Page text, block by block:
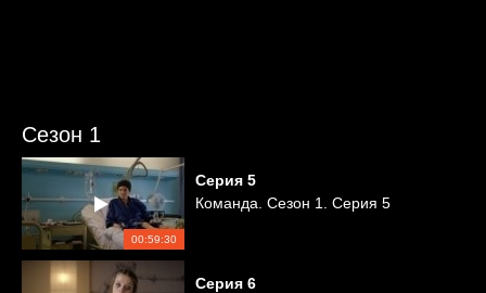
Сезон 1
00:59:30
Серия 5
Команда. Сезон 1. Серия 5
Серия 6